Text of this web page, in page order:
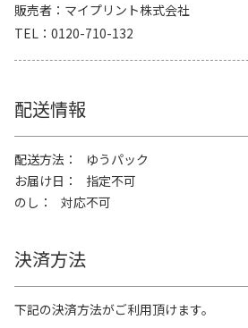
販売者
マイプリント株式会社
TEL
0120-710-132
配送情報
配送方法
ゆうパック
お届け日
指定不可
のし
対応不可
決済方法
下記の決済方法がご利用頂けます。